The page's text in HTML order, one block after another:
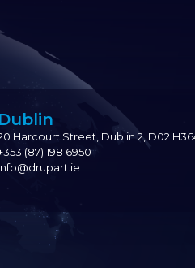
Dublin
Harcourt Street, Dublin 2, D02
(87) 198 6950